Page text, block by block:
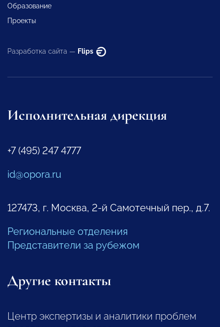
Образование
Проекты
Разработка сайта — Flips
Исполнительная дирекция
+7 (495) 247 4777
id@opora.ru
127473, г. Москва, 2-й Самотечный пер., д.7.
Региональные отделения
Представители за рубежом
Другие контакты
Центр экспертизы и аналитики проблем